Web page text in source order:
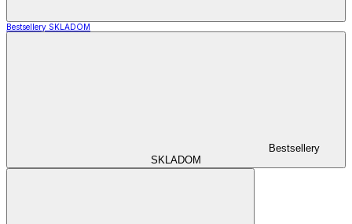
Bestsellery SKLADOM
Bestsellery
SKLADOM